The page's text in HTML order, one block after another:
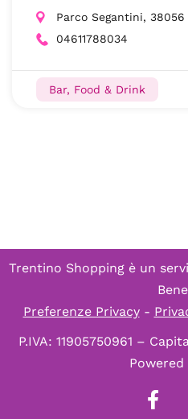
Parco Segantini, 38056
04611788034
Bar, Food & Drink
Trentino Shopping è un
Preferenze Privacy-
P.IVA: 11905750961 –
Powered